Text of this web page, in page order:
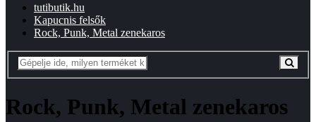
tutibutik.hu
Kapucnis felsők
Rock, Punk, Metal zenekaros
Rock, Punk, Metal zenekaros